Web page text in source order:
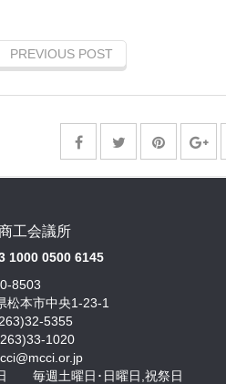
PREVIOUS POST
工会議所
1000 0500 6145
8503
松本市中央1-23-1
5355
1020
毎週土曜日･日曜日,祝祭日